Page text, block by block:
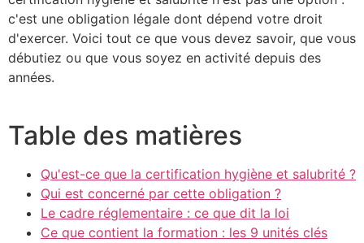
c'est une obligation légale dont dépend votre droit
d'exercer. Voici tout ce que vous devez savoir, que vous
débutiez ou que vous soyez en activité depuis des
années.
Table des matières
Qu'est-ce que la certification hygiène et salubrité ?
Qui est concerné par cette obligation ?
Le cadre réglementaire : ce que dit la loi
Ce que contient la formation : les 9 unités clés